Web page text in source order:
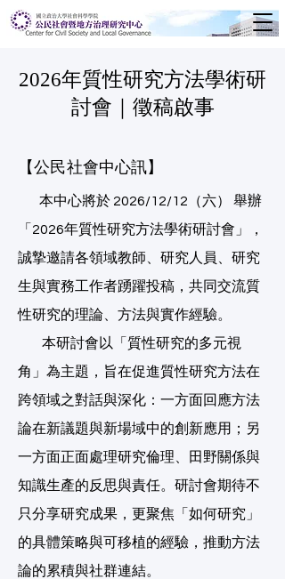
2026年質性研究方法學術研
討會｜徵稿啟事
【公民社會中心訊】
本中心將於 2026/12/12（六） 舉辦
「2026年質性研究方法學術研討會」，
誠摯邀請各領域教師、研究人員、研究
生與實務工作者踴躍投稿，共同交流質
性研究的理論、方法與實作經驗。
本研討會以「質性研究的多元視
角」為主題，旨在促進質性研究方法在
跨領域之對話與深化：一方面回應方法
論在新議題與新場域中的創新應用；另
一方面正面處理研究倫理、田野關係與
知識生產的反思與責任。研討會期待不
只分享研究成果，更聚焦「如何研究」
的具體策略與可移植的經驗，推動方法
論的累積與社群連結。